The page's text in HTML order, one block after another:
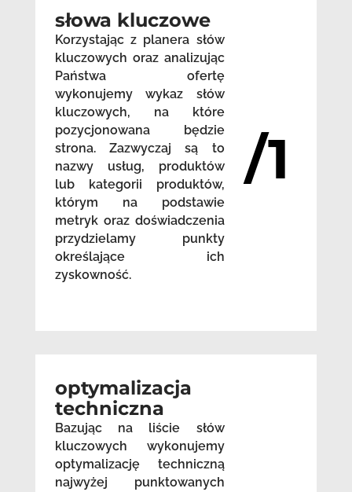
słowa kluczowe
Korzystając z planera słów
kluczowych oraz analizując
Państwa ofertę
wykonujemy wykaz słów
kluczowych, na które
pozycjonowana będzie
strona. Zazwyczaj są to
nazwy usług, produktów
lub kategorii produktów,
którym na podstawie
metryk oraz doświadczenia
przydzielamy punkty
określające ich
zyskowność.
/1
optymalizacja
techniczna
Bazując na liście słów
kluczowych wykonujemy
optymalizację techniczną
najwyżej punktowanych